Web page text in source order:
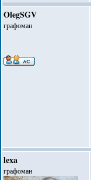
OlegSGV
графоман
lexa
графоман